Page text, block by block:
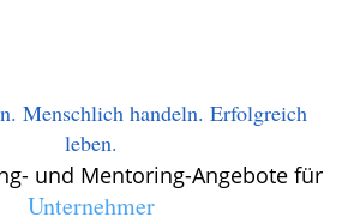
Menschlich handeln. Erfolgreich
leben.
und Mentoring-Angebote für
Unternehmer